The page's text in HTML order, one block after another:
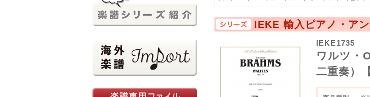
IEKE 輸入ピアノ・ア
IEKE1735
ワルツ・
二重奏）